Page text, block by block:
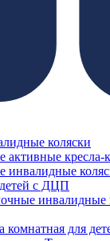
коляски
активные кресла-
инвалидные
с ДЦП
инвалидные
комнатная для